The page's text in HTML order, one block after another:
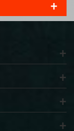
+
+
+
+
+